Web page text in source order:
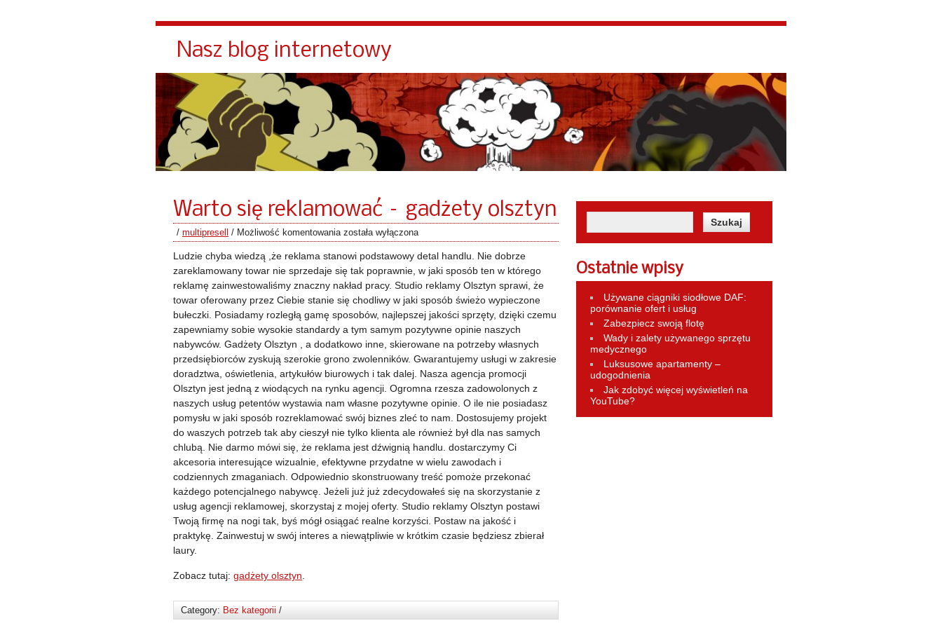
Nasz blog internetowy
Warto się reklamować – gadżety olsztyn
/ multipresell / Możliwość komentowania została wyłączona
Ludzie chyba wiedzą ,że reklama stanowi podstawowy detal handlu. Nie dobrze
zareklamowany towar nie sprzedaje się tak poprawnie, w jaki sposób ten w którego
reklamę zainwestowaliśmy znaczny nakład pracy. Studio reklamy Olsztyn sprawi, że
towar oferowany przez Ciebie stanie się chodliwy w jaki sposób świeżo wypieczone
bułeczki. Posiadamy rozległą gamę sposobów, najlepszej jakości sprzęty, dzięki czemu
zapewniamy sobie wysokie standardy a tym samym pozytywne opinie naszych
nabywców. Gadżety Olsztyn , a dodatkowo inne, skierowane na potrzeby własnych
przedsiębiorców zyskują szerokie grono zwolenników. Gwarantujemy usługi w zakresie
doradztwa, oświetlenia, artykułów biurowych i tak dalej. Nasza agencja promocji
Olsztyn jest jedną z wiodących na rynku agencji. Ogromna rzesza zadowolonych z
naszych usług petentów wystawia nam własne pozytywne opinie. O ile nie posiadasz
pomysłu w jaki sposób rozreklamować swój biznes zleć to nam. Dostosujemy projekt
do waszych potrzeb tak aby cieszył nie tylko klienta ale również był dla nas samych
chlubą. Nie darmo mówi się, że reklama jest dźwignią handlu. dostarczymy Ci
akcesoria interesujące wizualnie, efektywne przydatne w wielu zawodach i
codziennych zmaganiach. Odpowiednio skonstruowany treść pomoże przekonać
każdego potencjalnego nabywcę. Jeżeli już już zdecydowałeś się na skorzystanie z
usług agencji reklamowej, skorzystaj z mojej oferty. Studio reklamy Olsztyn postawi
Twoją firmę na nogi tak, byś mógł osiągać realne korzyści. Postaw na jakość i
praktykę. Zainwestuj w swój interes a niewątpliwie w krótkim czasie będziesz zbierał
laury.
Zobacz tutaj: gadżety olsztyn
Category: Bez kategorii /
Ostatnie wpisy
Używane ciągniki siodłowe DAF:
porównanie ofert i usług
Zabezpiecz swoją flotę
Wady i zalety używanego sprzętu
medycznego
Luksusowe apartamenty –
udogodnienia
Jak zdobyć więcej wyświetleń na
YouTube?